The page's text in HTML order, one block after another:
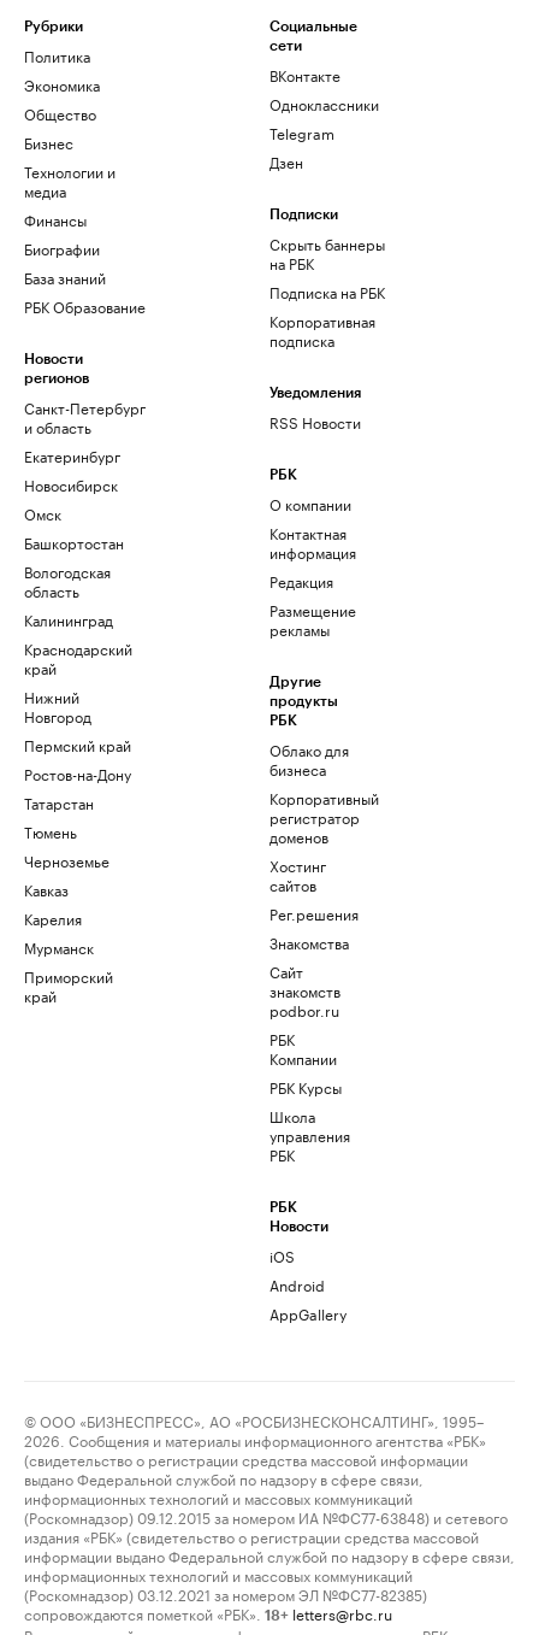
Рубрики
Политика
Экономика
Общество
Бизнес
Технологии и
медиа
Финансы
Биографии
База знаний
РБК Образование
Новости
регионов
Санкт-Петербург
и область
Екатеринбург
Новосибирск
Омск
Башкортостан
Вологодская
область
Калининград
Краснодарский
край
Нижний
Новгород
Пермский край
Ростов-на-Дону
Татарстан
Тюмень
Черноземье
Кавказ
Карелия
Мурманск
Приморский
край
Социальные
сети
ВКонтакте
Одноклассники
Telegram
Дзен
Подписки
Скрыть баннеры
на РБК
Подписка на РБК
Корпоративная
подписка
Уведомления
RSS Новости
РБК
О компании
Контактная
информация
Редакция
Размещение
рекламы
Другие
продукты
РБК
Облако для
бизнеса
Корпоративный
регистратор
доменов
Хостинг
сайтов
Рег.решения
Знакомства
Сайт
знакомств
podbor.ru
РБК
Компании
РБК Курсы
Школа
управления
РБК
РБК
Новости
iOS
Android
AppGallery
© ООО «БИЗНЕСПРЕСС», АО «РОСБИЗНЕСКОНСАЛТИНГ», 1995–
2026. Сообщения и материалы информационного агентства «РБК»
(свидетельство о регистрации средства массовой информации
выдано Федеральной службой по надзору в сфере связи,
информационных технологий и массовых коммуникаций
(Роскомнадзор) 09.12.2015 за номером ИА №ФС77-63848) и сетевого
издания «РБК» (свидетельство о регистрации средства массовой
информации выдано Федеральной службой по надзору в сфере связи,
информационных технологий и массовых коммуникаций
(Роскомнадзор) 03.12.2021 за номером ЭЛ №ФС77-82385)
сопровождаются пометкой «РБК».
18+ letters@rbc.ru